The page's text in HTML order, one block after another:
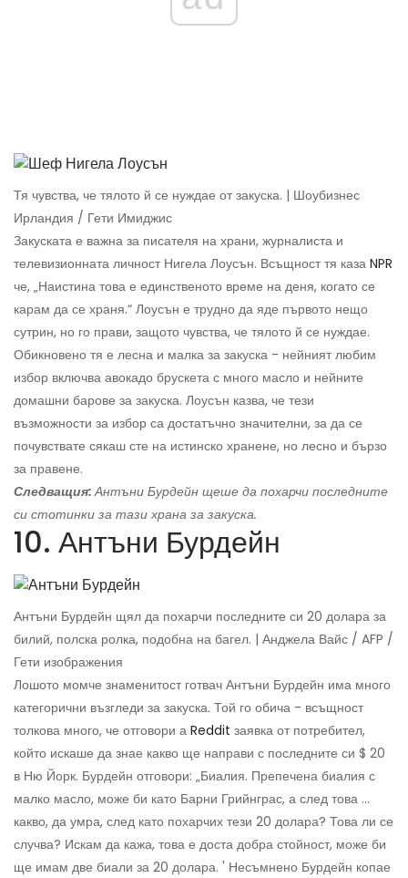
Тя чувства, че тялото й се нуждае от закуска. | Шоубизнес
Ирландия / Гети Имиджис
Закуската е важна за писателя на храни, журналиста и
телевизионната личност Нигела Лоусън. Всъщност тя каза NPR
че, „Наистина това е единственото време на деня, когато се
карам да се храня.“ Лоусън е трудно да яде първото нещо
сутрин, но го прави, защото чувства, че тялото й се нуждае.
Обикновено тя е лесна и малка за закуска - нейният любим
избор включва авокадо брускета с много масло и нейните
домашни барове за закуска. Лоусън казва, че тези
възможности за избор са достатъчно значителни, за да се
почувствате сякаш сте на истинско хранене, но лесно и бързо
за правене.
Следващия: Антъни Бурдейн щеше да похарчи последните
си стотинки за тази храна за закуска.
10. Антъни Бурдейн
Антъни Бурдейн щял да похарчи последните си 20 долара за
билий, полска ролка, подобна на багел. | Анджела Вайс / AFP /
Гети изображения
Лошото момче знаменитост готвач Антъни Бурдейн има много
категорични възгледи за закуска. Той го обича - всъщност
толкова много, че отговори а Reddit заявка от потребител,
който искаше да знае какво ще направи с последните си $ 20
в Ню Йорк. Бурдейн отговори: „Биалия. Препечена биалия с
малко масло, може би като Барни Грийнграс, а след това ...
какво, да умра, след като похарчих тези 20 долара? Това ли се
случва? Искам да кажа, това е доста добра стойност, може би
ще имам две биали за 20 долара. ' Несъмнено Бурдейн копае